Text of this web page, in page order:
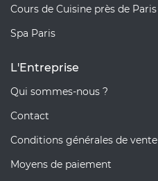
Cours de Cuisine près de Paris
Spa Paris
L'Entreprise
Qui sommes-nous ?
Contact
Conditions générales de vente
Moyens de paiement